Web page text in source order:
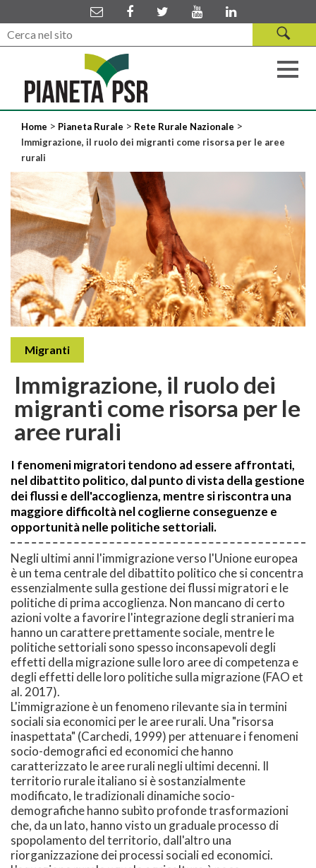
Home > Pianeta Rurale > Rete Rurale Nazionale >
Immigrazione, il ruolo dei migranti come risorsa per le aree
rurali
Migranti
Immigrazione, il ruolo dei
migranti come risorsa per le
aree rurali
I fenomeni migratori tendono ad essere affrontati,
nel dibattito politico, dal punto di vista della gestione
dei flussi e dell'accoglienza, mentre si riscontra una
maggiore difficoltà nel coglierne conseguenze e
opportunità nelle politiche settoriali.
Negli ultimi anni l'immigrazione verso l'Unione europea
è un tema centrale del dibattito politico che si concentra
essenzialmente sulla gestione dei flussi migratori e le
politiche di prima accoglienza. Non mancano di certo
azioni volte a favorire l'integrazione degli stranieri ma
hanno un carattere prettamente sociale, mentre le
politiche settoriali sono spesso inconsapevoli degli
effetti della migrazione sulle loro aree di competenza e
degli effetti delle loro politiche sulla migrazione (FAO et
al. 2017).
L'immigrazione è un fenomeno rilevante sia in termini
sociali sia economici per le aree rurali. Una "risorsa
inaspettata" (Carchedi, 1999) per attenuare i fenomeni
socio-demografici ed economici che hanno
caratterizzato le aree rurali negli ultimi decenni. Il
territorio rurale italiano si è sostanzialmente
modificato, le tradizionali dinamiche socio-
demografiche hanno subìto profonde trasformazioni
che, da un lato, hanno visto un graduale processo di
spopolamento del territorio, dall'altro una
riorganizzazione dei processi sociali ed economici.